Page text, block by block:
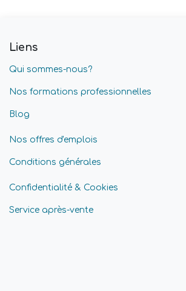
Liens
Qui sommes-nous?
Nos formations professionnelles
Blog
Nos offres d'emplois
Conditions générales
Confidentialité & Cookies
Service après-vente